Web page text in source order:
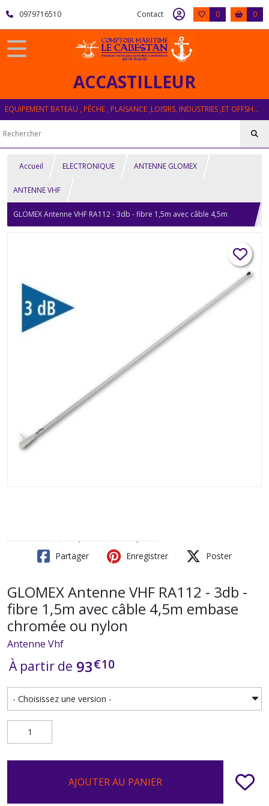
0979716510 Contact 0 0
ACCASTILLEUR
EQUIPEMENT BATEAU , PÊCHE , PLAISANCE ,LOISIRS, INDUSTRIES ,ET OFFSHORE
Accueil ELECTRONIQUE ANTENNE GLOMEX
ANTENNE VHF
GLOMEX Antenne VHF RA112 - 3db - fibre 1,5m avec câble 4,5m
Partager Enregistrer Poster
GLOMEX Antenne VHF RA112 - 3db -
fibre 1,5m avec câble 4,5m embase
chromée ou nylon
Antenne Vhf
À partir de 93€10
AJOUTER AU PANIER